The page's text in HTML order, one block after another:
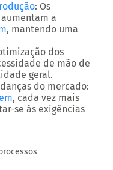
: Os
a
, mantendo uma
dos
de mão de
geral.
do mercado:
, cada vez mais
se às exigências